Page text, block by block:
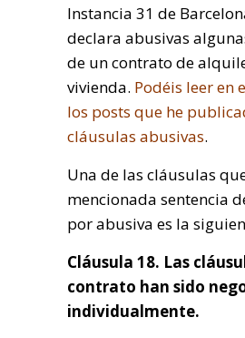
Instancia 31 de
declara abusivas
de un contrato de
vivienda. Podéis leer en
los posts que he
cláusulas abusivas.
Una de las cláusulas
mencionada sentencia
por abusiva es la
Cláusula 18. Las
contrato han sido
individualmente.